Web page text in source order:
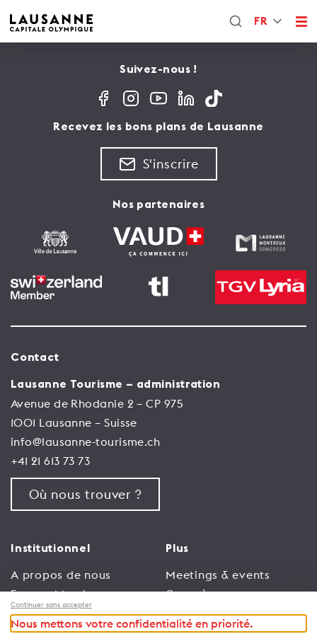
FR
Suivez-nous !
Recevez les bons plans de Lausanne
S'inscrire
Nos partenaires
Contact
Lausanne Tourisme – administration
Avenue de Rhodanie 2 – CP 975
1001 Lausanne – Suisse
info@lausanne-tourisme.ch
+41 21 613 73 73
Où nous trouver ?
Institutionnel
A propos de nous
Espace Membres
Emploi
Plus
Meetings & events
Congrès
Trade
Continuer sans accepter
Nous mettons votre confidentialité en priorité.